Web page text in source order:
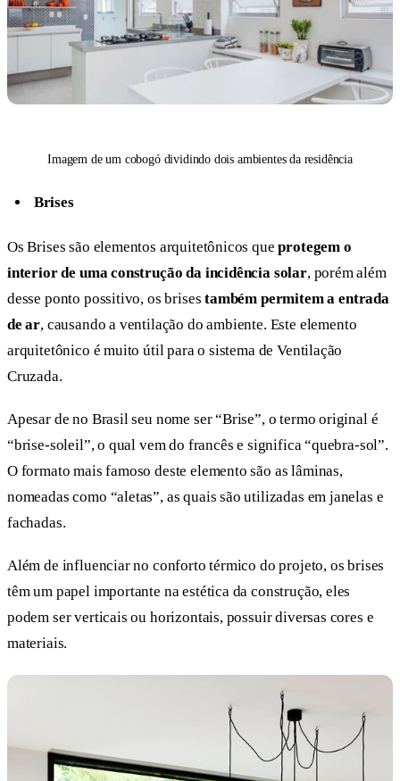
Imagem de um cobogó dividindo dois ambientes da residência
Brises
Os Brises são elementos arquitetônicos queprotegem o
interior de uma construção da incidência solar, porém além
desse ponto possitivo, os brisestambém permitem a entrada
de ar, causando a ventilação do ambiente. Este elemento
arquitetônico é muito útil para o sistema de Ventilação
Cruzada.
Apesar de no Brasil seu nome ser “Brise”, o termo original é
“brise-soleil”, o qual vem do francês e significa “quebra-sol”.
O formato mais famoso deste elemento são as lâminas,
nomeadas como “aletas”, as quais são utilizadas em janelas e
fachadas.
Além de influenciar no conforto térmico do projeto, os brises
têm um papel importante na estética da construção, eles
podem ser verticais ou horizontais, possuir diversas cores e
materiais.